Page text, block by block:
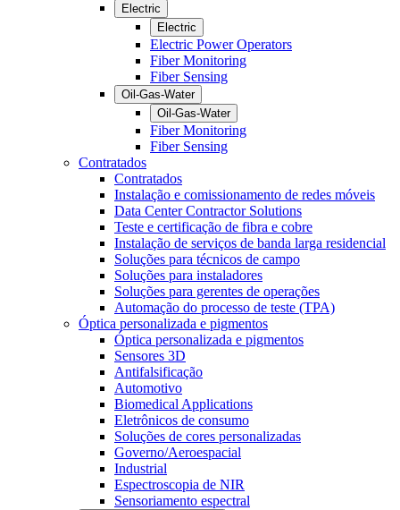
Electric
Electric
Electric Power Operators
Fiber Monitoring
Fiber Sensing
Oil-Gas-Water
Oil-Gas-Water
Fiber Monitoring
Fiber Sensing
Contratados
Contratados
Instalação e comissionamento de redes móveis
Data Center Contractor Solutions
Teste e certificação de fibra e cobre
Instalação de serviços de banda larga residencial
Soluções para técnicos de campo
Soluções para instaladores
Soluções para gerentes de operações
Automação do processo de teste (TPA)
Óptica personalizada e pigmentos
Óptica personalizada e pigmentos
Sensores 3D
Antifalsificação
Automotivo
Biomedical Applications
Eletrônicos de consumo
Soluções de cores personalizadas
Governo/Aeroespacial
Industrial
Espectroscopia de NIR
Sensoriamento espectral